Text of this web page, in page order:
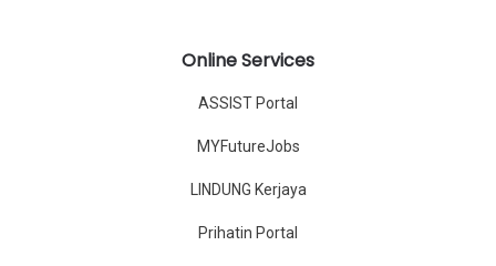
Online Services
ASSIST Portal
MYFutureJobs
LINDUNG Kerjaya
Prihatin Portal